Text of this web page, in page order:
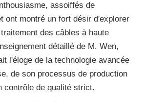
assoiffés de
ont montré un fort désir d'explorer
des câbles à haute
détaillé de M. Wen,
l'éloge de la technologie avancée
de son processus de production
contrôle de qualité strict.